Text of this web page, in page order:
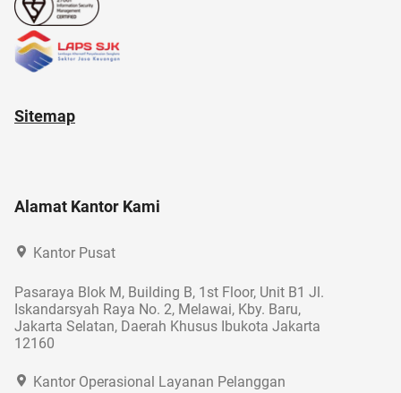
Sitemap
Alamat Kantor Kami
Kantor Pusat
Pasaraya Blok M, Building B, 1st Floor, Unit B1 Jl.
Iskandarsyah Raya No. 2, Melawai, Kby. Baru,
Jakarta Selatan, Daerah Khusus Ibukota Jakarta
12160
Kantor Operasional Layanan Pelanggan